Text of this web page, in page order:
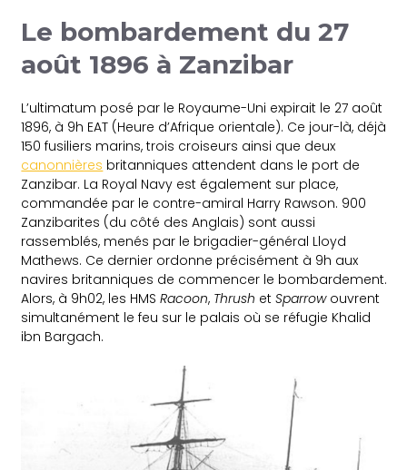
Le bombardement du 27
août 1896 à Zanzibar
L’ultimatum posé par le Royaume-Uni expirait le 27 août
1896, à 9h EAT (Heure d’Afrique orientale). Ce jour-là, déjà
150 fusiliers marins, trois croiseurs ainsi que deux
canonnières britanniques attendent dans le port de
Zanzibar. La Royal Navy est également sur place,
commandée par le contre-amiral Harry Rawson. 900
Zanzibarites (du côté des Anglais) sont aussi
rassemblés, menés par le brigadier-général Lloyd
Mathews. Ce dernier ordonne précisément à 9h aux
navires britanniques de commencer le bombardement.
Alors, à 9h02, les HMSRacoon, Thrush etSparrowouvrent
simultanément le feu sur le palais où se réfugie Khalid
ibn Bargach.